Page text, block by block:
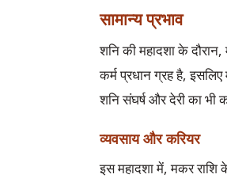
सामान्य प्रभाव
शनि की महादशा के
कर्म प्रधान ग्रह है,
शनि संघर्ष और देरी का भी
व्यवसाय और करियर
इस महादशा में, मकर